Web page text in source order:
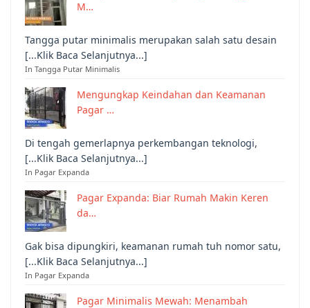
M…
Tangga putar minimalis merupakan salah satu desain
[...Klik Baca Selanjutnya...]
In Tangga Putar Minimalis
Mengungkap Keindahan dan Keamanan
Pagar …
Di tengah gemerlapnya perkembangan teknologi,
[...Klik Baca Selanjutnya...]
In Pagar Expanda
Pagar Expanda: Biar Rumah Makin Keren
da…
Gak bisa dipungkiri, keamanan rumah tuh nomor satu,
[...Klik Baca Selanjutnya...]
In Pagar Expanda
Pagar Minimalis Mewah: Menambah